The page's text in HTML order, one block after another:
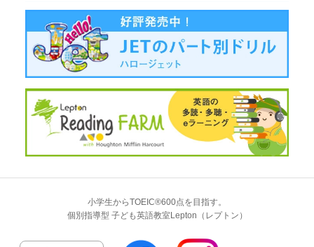
小学生からTOEIC®600点を目指す。
個別指導型 子ども英語教室Lepton（レプトン）